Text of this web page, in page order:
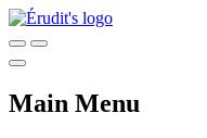
Main Menu